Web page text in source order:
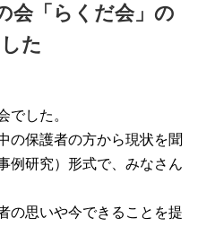
会「らくだ会」の
た
でした。
の保護者の方から現状を聞
例研究）形式で、みなさん
の思いや今できることを提